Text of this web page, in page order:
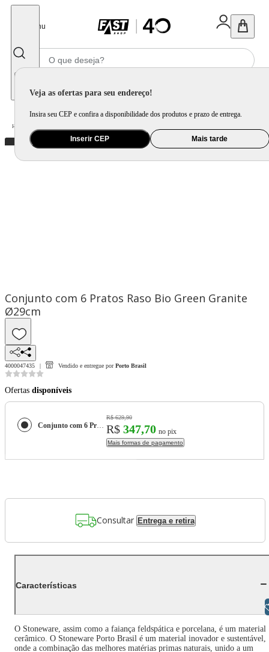
Menu
Veja as ofertas para seu endereço!
Insira seu CEP e confira a disponibilidade dos produtos e prazo de entrega.
Inserir CEP Mais tarde
Home
Conjunto com 6 Pratos Raso Bio Green Granite
Ø29cm
4000047435 Vendido e entregue por Porto Brasil
Ofertas disponíveis
Conjunto com 6 Pratos Raso Bio Green Granite Ø29cm
R$ 629,90
R$ 347,70 no pix
Mais formas de pagamento
Consultar Entrega e retira
Características
O Stoneware, assim como a faiança feldspática e porcelana, é um material
cerâmico. O Stoneware Porto Brasil é um material inovador e sustentável,
onde a combinação das melhores matérias primas naturais, unido a um